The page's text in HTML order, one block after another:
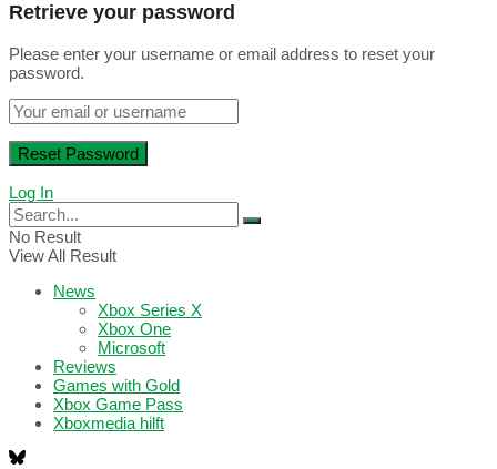
Retrieve your password
Please enter your username or email address to reset your
password.
Log In
No Result
View All Result
News
Xbox Series X
Xbox One
Microsoft
Reviews
Games with Gold
Xbox Game Pass
Xboxmedia hilft